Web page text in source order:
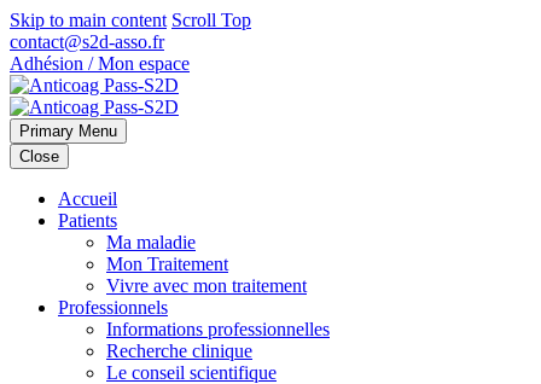
Skip to main content Scroll Top
contact@s2d-asso.fr
Adhésion / Mon espace
Primary Menu
Close
Accueil
Patients
Ma maladie
Mon Traitement
Vivre avec mon traitement
Professionnels
Informations professionnelles
Recherche clinique
Le conseil scientifique